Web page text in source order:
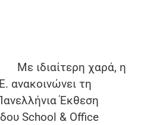
Με ιδιαίτερη χαρά, η
ανακοινώνει τη
Έκθεση
School & Office